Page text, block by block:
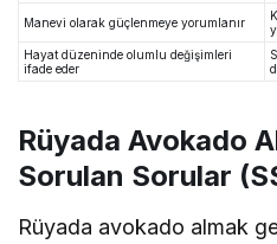
Manevi olarak güçlenmeye yorumlanır
Hayat düzeninde olumlu değişimleri
ifade eder
Rüyada Avokado
Sorulan Sorular
Rüyada avokado almak